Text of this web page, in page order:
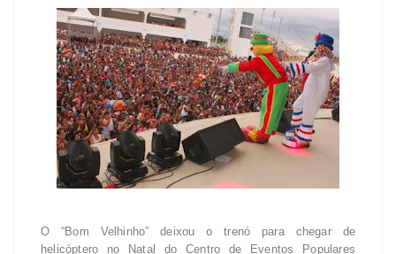
O “Bom Velhinho” deixou o trenó para chegar de
helicóptero no Natal do Centro de Eventos Populares